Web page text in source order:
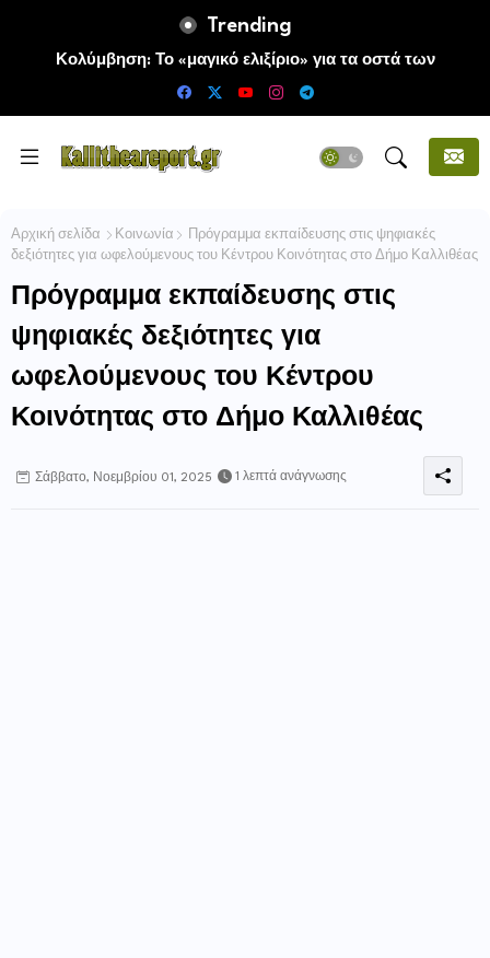
Trending
Κολύμβηση: Το «μαγικό ελιξίριο» για τα οστά των
ηλικιωμένων
Αρχική σελίδα Κοινωνία
Πρόγραμμα εκπαίδευσης στις ψηφιακές
δεξιότητες για ωφελούμενους του Κέντρου Κοινότητας στο Δήμο Καλλιθέας
Πρόγραμμα εκπαίδευσης στις
ψηφιακές δεξιότητες για
ωφελούμενους του Κέντρου
Κοινότητας στο Δήμο Καλλιθέας
Σάββατο, Νοεμβρίου 01, 2025 1 λεπτά ανάγνωσης